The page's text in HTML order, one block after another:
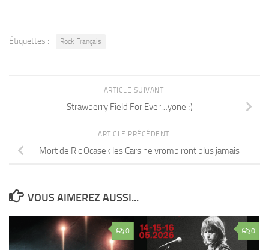
Étiquettes : Rock Français
ARTICLE SUIVANT
Strawberry Field For Ever…yone ;)
ARTICLE PRÉCÉDENT
Mort de Ric Ocasek les Cars ne vrombiront plus jamais
VOUS AIMEREZ AUSSI...
0 0